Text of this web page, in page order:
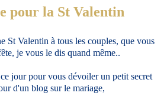
pour la St Valentin
St Valentin à tous les couples, que vous
je vous le dis quand même..
jour pour vous dévoiler un petit secret
d'un blog sur le mariage,